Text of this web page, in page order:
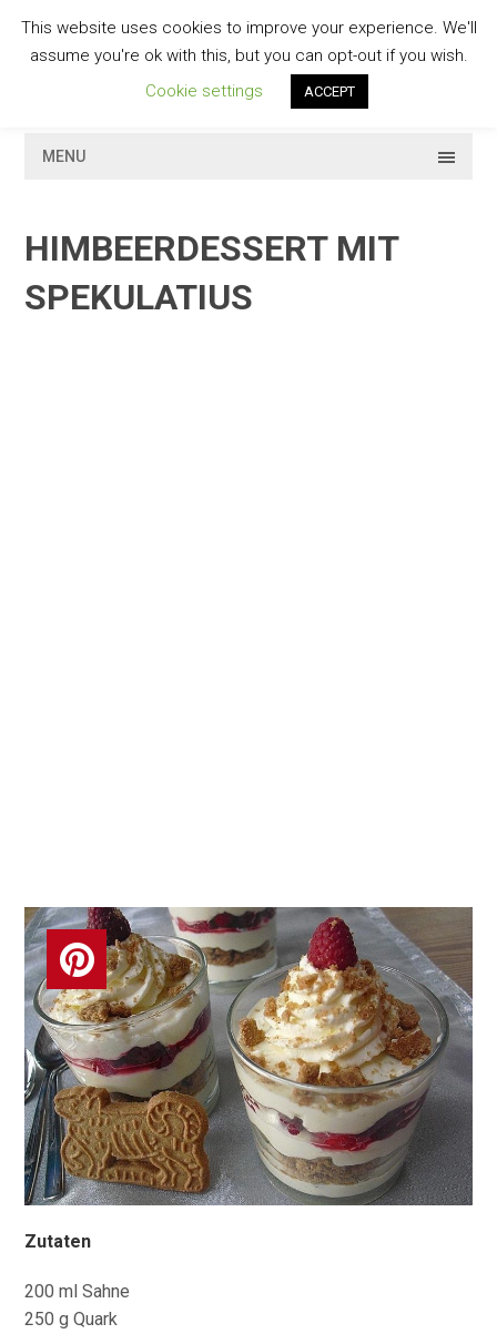
contentGESCHMACKVOLL
MENU
HIMBEERDESSERT MIT
SPEKULATIUS
Zutaten
200 ml Sahne
250 g Quark
This website uses cookies to improve your experience. We'll
assume you're ok with this, but you can opt-out if you wish.
Cookie settings
ACCEPT